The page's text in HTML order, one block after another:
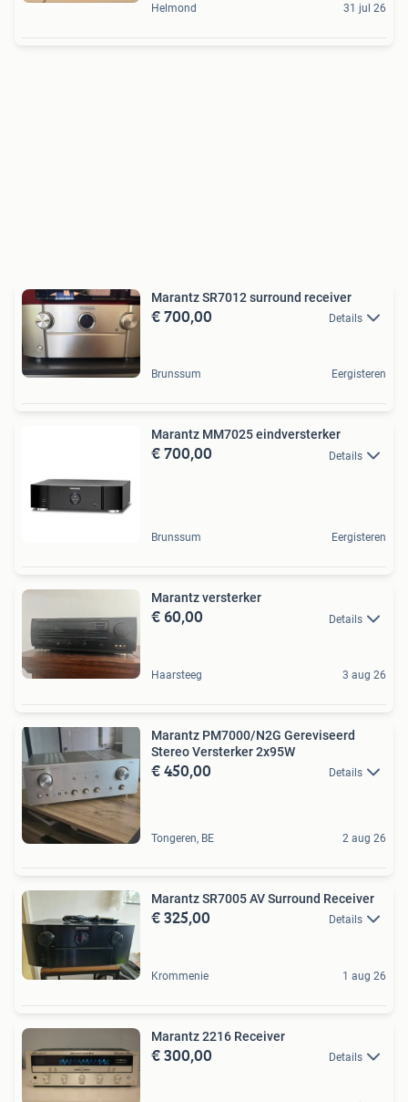
Helmond 31 jul 26
Marantz SR7012 surround receiver
€ 700,00 Details
Brunssum Eergisteren
Marantz MM7025 eindversterker
€ 700,00 Details
Brunssum Eergisteren
Marantz versterker
€ 60,00 Details
Haarsteeg 3 aug 26
Marantz PM7000/N2G Gereviseerd
Stereo Versterker 2x95W
€ 450,00 Details
Tongeren, BE 2 aug 26
Marantz SR7005 AV Surround Receiver
€ 325,00 Details
Krommenie 1 aug 26
Marantz 2216 Receiver
€ 300,00 Details